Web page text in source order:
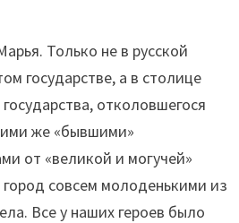
Только не в русской
государстве, а в столице
отколовшегося
же «бывшими»
от «великой и могучей»
совсем молоденькими из
Все у наших героев было